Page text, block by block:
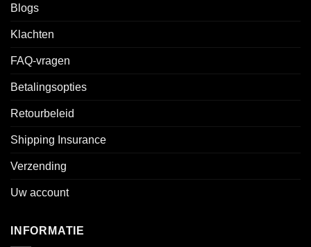
Blogs
Klachten
FAQ-vragen
Betalingsopties
Retourbeleid
Shipping Insurance
Verzending
Uw account
INFORMATIE